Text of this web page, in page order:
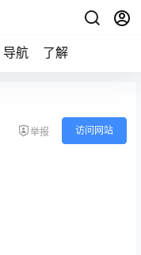
导航 了解
举报 访问网站